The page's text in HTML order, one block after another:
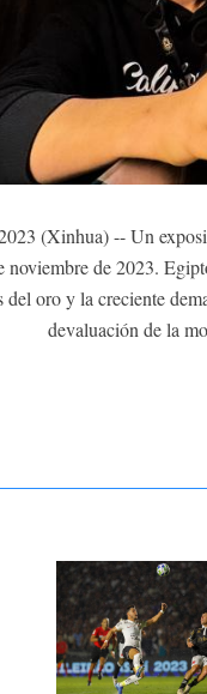
(Xinhua) -- Un
de 2023.
oro y la creciente
devaluación de la